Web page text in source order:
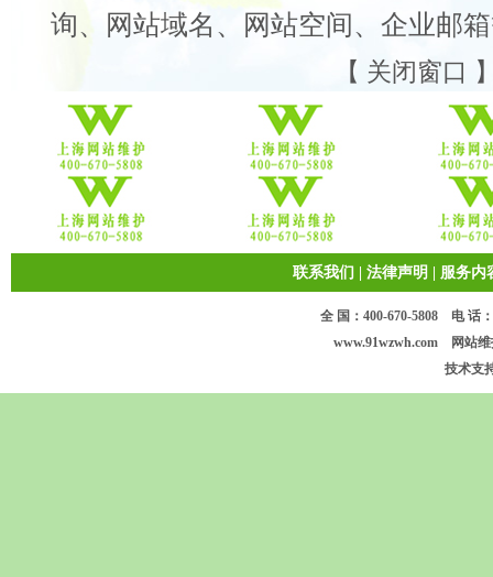
询、 网站域名 、 网站空间 、 企业邮箱
【 关闭窗口
联系我们 法律声明 服务内
全 国：400-670-5808 电 话
www.91wzwh.com 网站
技术支